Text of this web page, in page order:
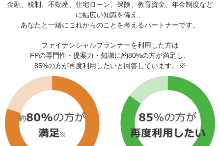
金融、税制、不動産、住宅ローン、保険、教育資金、年金制度など
に幅広い知識を備え、
あなたと一緒にこれからのことを考えるパートナーです。
ファイナンシャルプランナーを利用した方は
FPの専門性・提案力・知識に約80%の方が満足し、
85%の方が再度利用したいと回答しています。※